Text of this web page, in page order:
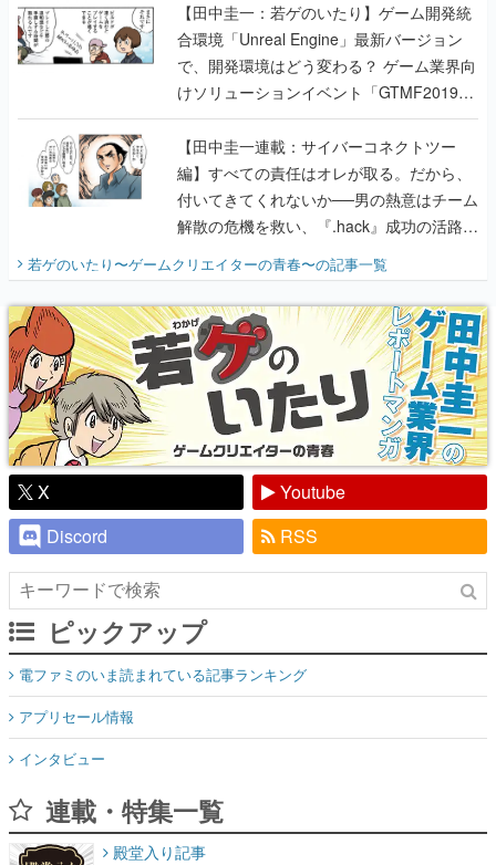
【田中圭一：若ゲのいたり】ゲーム開発統
合環境「Unreal Engine」最新バージョン
で、開発環境はどう変わる？ ゲーム業界向
けソリューションイベント「GTMF2019」
に行って、より理解を深めよう【PR】
【田中圭一連載：サイバーコネクトツー
編】すべての責任はオレが取る。だから、
付いてきてくれないか──男の熱意はチーム
解散の危機を救い、『.hack』成功の活路を
開く。業界の快男児・松山 洋に流れる血は
『少年ジャンプ』色だった【若ゲのいた
り】
若ゲのいたり〜ゲームクリエイターの青春〜の記事一覧
X
Youtube
Discord
RSS
ピックアップ
電ファミのいま読まれている記事ランキング
アプリセール情報
インタビュー
連載・特集一覧
殿堂入り記事